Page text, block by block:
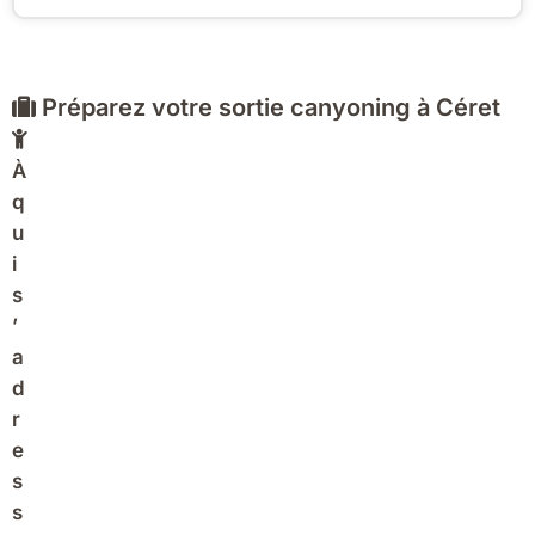
Préparez votre sortie canyoning à Céret
À
q
u
i
s
’
a
d
r
e
s
s